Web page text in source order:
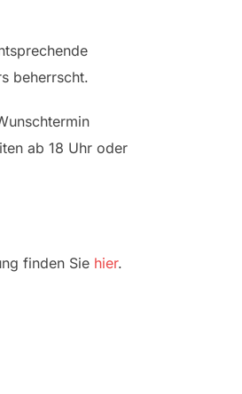
beherrscht.
ab 18 Uhr oder
finden Sie hier.